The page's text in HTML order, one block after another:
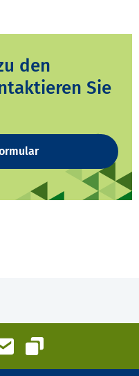
den
Sie
E-Mail
Link kopieren